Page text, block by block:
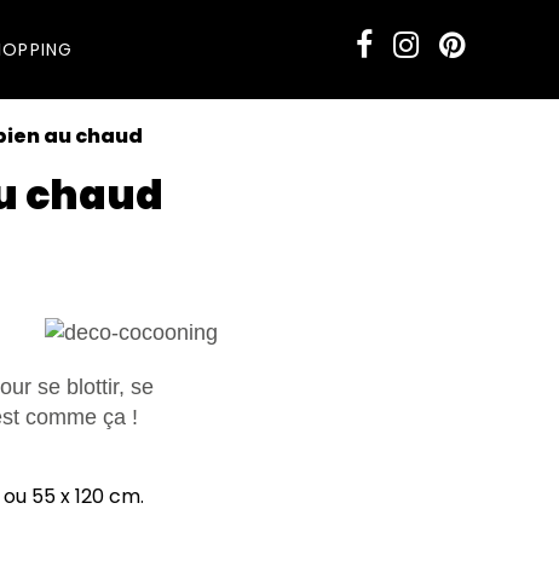
au chaud
chaud
se blottir, se
comme ça !
55 x 120 cm.